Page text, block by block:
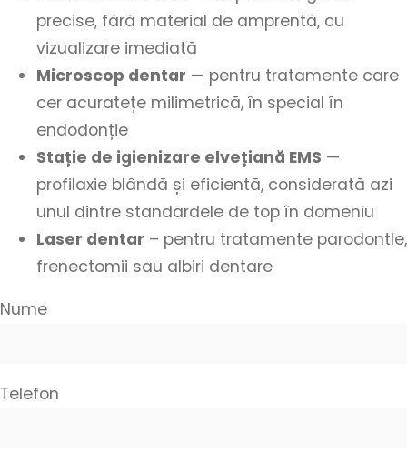
precise, fără material de amprentă, cu
vizualizare imediată
Microscop dentar — pentru tratamente care
cer acuratețe milimetrică, în special în
endodonție
Stație de igienizare elvețiană EMS —
profilaxie blândă și eficientă, considerată azi
unul dintre standardele de top în domeniu
Laser dentar – pentru tratamente parodontle,
frenectomii sau albiri dentare
Nume
Telefon